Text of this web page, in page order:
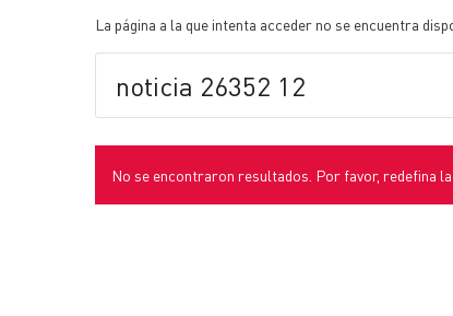
La página a la que intenta acceder no se encuentra
No se encontraron resultados. Por favor, redefina la